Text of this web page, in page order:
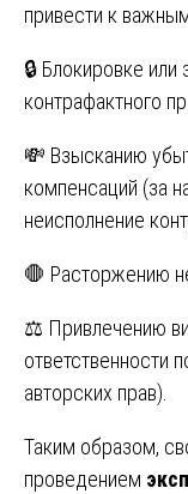
привести к
🔒 Блокировке или
контрафактного
💸 Взысканию
компенсаций (за
неисполнение
🛑 Расторжению
⚖️ Привлечению
ответственности
авторских прав).
Таким образом,
проведением